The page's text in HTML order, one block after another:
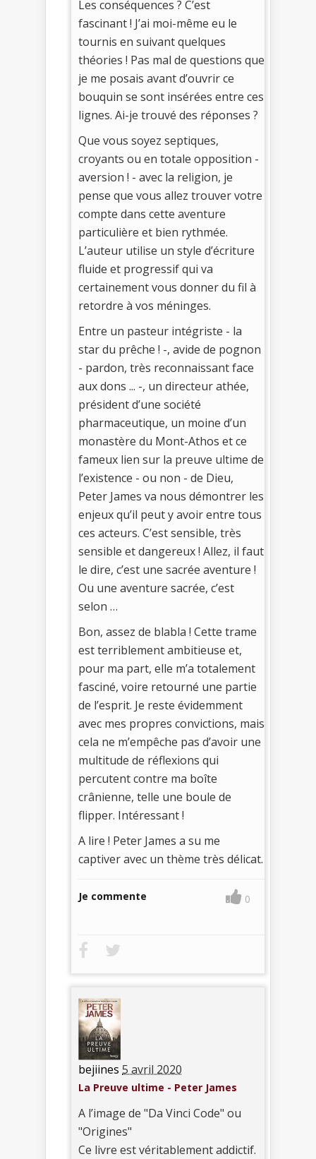
Les conséquences ? C’est
fascinant ! J’ai moi-même eu le
tournis en suivant quelques
théories ! Pas mal de questions que
je me posais avant d’ouvrir ce
bouquin se sont insérées entre ces
lignes. Ai-je trouvé des réponses ?
Que vous soyez septiques,
croyants ou en totale opposition -
aversion ! - avec la religion, je
pense que vous allez trouver votre
compte dans cette aventure
particulière et bien rythmée.
L’auteur utilise un style d’écriture
fluide et progressif qui va
certainement vous donner du fil à
retordre à vos méninges.
Entre un pasteur intégriste - la
star du prêche ! -, avide de pognon
- pardon, très reconnaissant face
aux dons ... -, un directeur athée,
président d’une société
pharmaceutique, un moine d’un
monastère du Mont-Athos et ce
fameux lien sur la preuve ultime de
l’existence - ou non - de Dieu,
Peter James va nous démontrer les
enjeux qu’il peut y avoir entre tous
ces acteurs. C’est sensible, très
sensible et dangereux ! Allez, il faut
le dire, c’est une sacrée aventure !
Ou une aventure sacrée, c’est
selon …
Bon, assez de blabla ! Cette trame
est terriblement ambitieuse et,
pour ma part, elle m’a totalement
fasciné, voire retourné une partie
de l’esprit. Je reste évidemment
avec mes propres convictions, mais
cela ne m’empêche pas d’avoir une
multitude de réflexions qui
percutent contre ma boîte
crânienne, telle une boule de
flipper. Intéressant !
A lire ! Peter James a su me
captiver avec un thème très délicat.
Je commente 0
bejiines 5 avril 2020
La Preuve ultime - Peter James
A l’image de "Da Vinci Code" ou
"Origines"
Ce livre est véritablement addictif.